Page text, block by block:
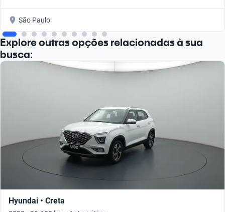
São Paulo
Explore outras opções relacionadas à sua
busca:
Hyundai • Creta